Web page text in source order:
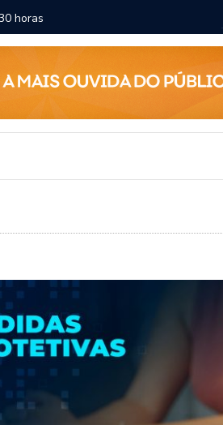
da rede
Chico Filho destaca
Internacional de Maceió